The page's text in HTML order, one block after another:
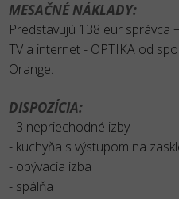
MESAČNÉ NÁKLADY:
Predstavujú 138 eur správca
TV a internet - OPTIKA od
Orange.
DISPOZÍCIA:
- 3 nepriechodné izby
- kuchyňa s výstupom na
- obývacia izba
- spálňa